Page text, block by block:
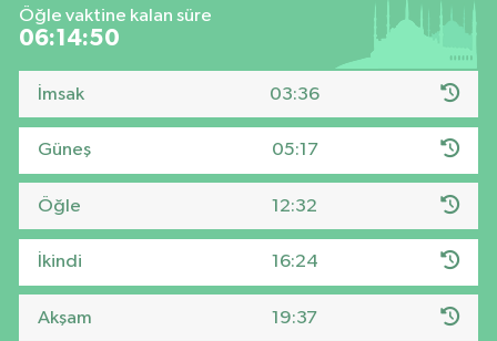
Öğle vaktine kalan süre
06:14:49
İmsak 03:36
Güneş 05:17
Öğle 12:32
İkindi 16:24
Akşam 19:37